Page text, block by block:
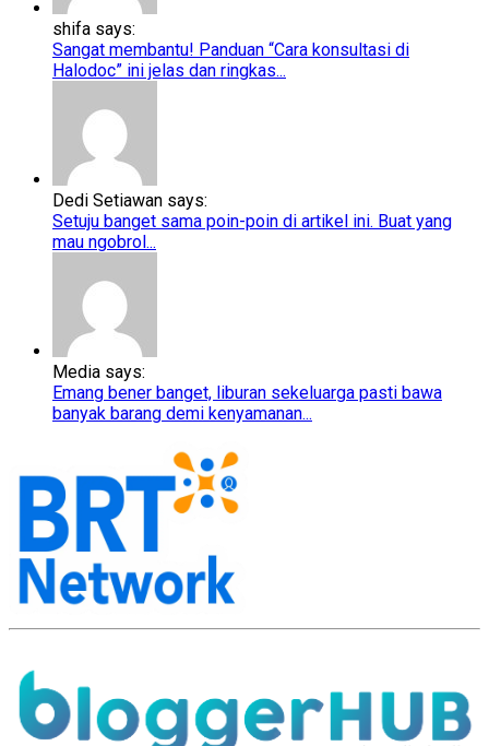
shifa says:
Sangat membantu! Panduan “Cara konsultasi di
Halodoc” ini jelas dan ringkas...
Dedi Setiawan says:
Setuju banget sama poin-poin di artikel ini. Buat yang
mau ngobrol...
Media says:
Emang bener banget, liburan sekeluarga pasti bawa
banyak barang demi kenyamanan...